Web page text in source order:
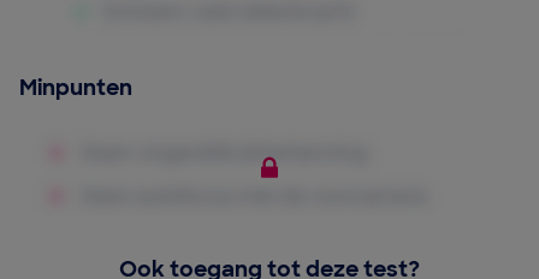
Minpunten
Ook toegang tot deze test?